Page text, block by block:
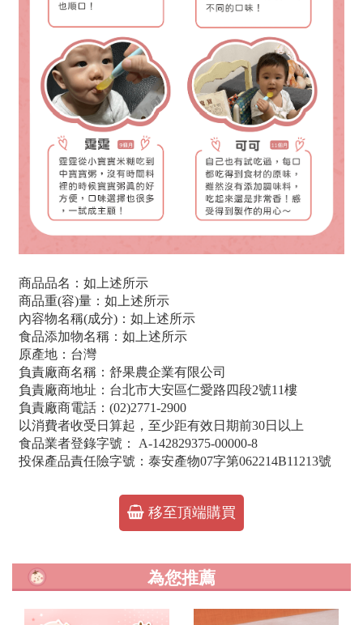
商品品名：如上述所示
商品重(容)量：如上述所示
內容物名稱(成分)：如上述所示
食品添加物名稱：如上述所示
原產地：台灣
負責廠商名稱：舒果農企業有限公司
負責廠商地址：台北市大安區仁愛路四段2號11樓
負責廠商電話：(02)2771-2900
以消費者收受日算起，至少距有效日期前30日以上
食品業者登錄字號： A-142829375-00000-8
投保產品責任險字號：泰安產物07字第062214B11213號
移至頂端購買
為您推薦